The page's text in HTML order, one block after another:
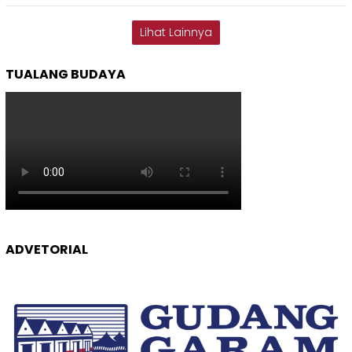
Lihat Lainnya
TUALANG BUDAYA
ADVETORIAL